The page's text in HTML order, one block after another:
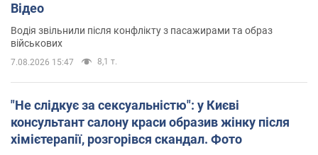
Відео
Водія звільнили після конфлікту з пасажирами та образ
військових
7.08.2026 15:47 8,1 т.
"Не слідкує за сексуальністю": у Києві
консультант салону краси образив жінку після
хімієтерапії, розгорівся скандал. Фото